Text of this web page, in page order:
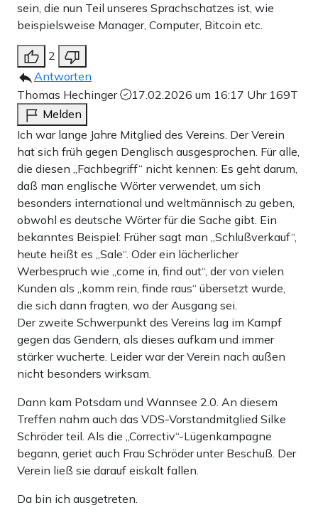
sein, die nun Teil unseres Sprachschatzes ist, wie
beispielsweise Manager, Computer, Bitcoin etc.
2
Antworten
Thomas Hechinger
17.02.2026 um 16:17 Uhr 169T
Melden
Ich war lange Jahre Mitglied des Vereins. Der Verein
hat sich früh gegen Denglisch ausgesprochen. Für alle,
die diesen „Fachbegriff“ nicht kennen: Es geht darum,
daß man englische Wörter verwendet, um sich
besonders international und weltmännisch zu geben,
obwohl es deutsche Wörter für die Sache gibt. Ein
bekanntes Beispiel: Früher sagt man „Schlußverkauf“,
heute heißt es „Sale“. Oder ein lächerlicher
Werbespruch wie „come in, find out“, der von vielen
Kunden als „komm rein, finde raus“ übersetzt wurde,
die sich dann fragten, wo der Ausgang sei.
Der zweite Schwerpunkt des Vereins lag im Kampf
gegen das Gendern, als dieses aufkam und immer
stärker wucherte. Leider war der Verein nach außen
nicht besonders wirksam.
Dann kam Potsdam und Wannsee 2.0. An diesem
Treffen nahm auch das VDS-Vorstandmitglied Silke
Schröder teil. Als die „Correctiv“-Lügenkampagne
begann, geriet auch Frau Schröder unter Beschuß. Der
Verein ließ sie darauf eiskalt fallen.
Da bin ich ausgetreten.